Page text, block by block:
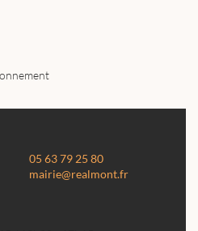
05 63 79 25 80
mairie@realmont.fr